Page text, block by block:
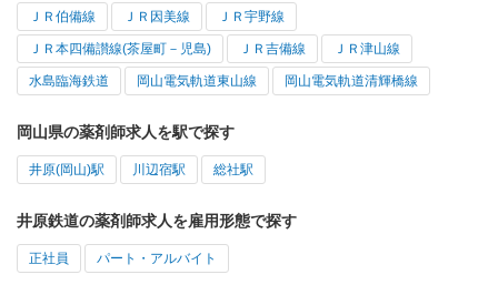
ＪＲ伯備線 ＪＲ因美線 ＪＲ宇野線
ＪＲ本四備讃線(茶屋町－児島) ＪＲ吉備線 ＪＲ津山線
水島臨海鉄道 岡山電気軌道東山線 岡山電気軌道清輝橋線
岡山県の薬剤師求人を駅で探す
井原(岡山)駅 川辺宿駅 総社駅
井原鉄道の薬剤師求人を雇用形態で探す
正社員 パート・アルバイト